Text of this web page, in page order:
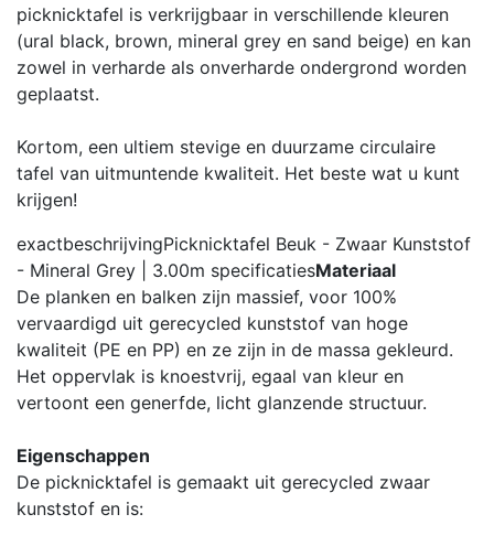
picknicktafel is verkrijgbaar in verschillende kleuren
(ural black, brown, mineral grey en sand beige) en kan
zowel in verharde als onverharde ondergrond worden
geplaatst.
Kortom, een ultiem stevige en duurzame circulaire
tafel van uitmuntende kwaliteit. Het beste wat u kunt
krijgen!
exactbeschrijvingPicknicktafel Beuk - Zwaar Kunststof
- Mineral Grey | 3.00m specificatiesMateriaal
De planken en balken zijn massief, voor 100%
vervaardigd uit gerecycled kunststof van hoge
kwaliteit (PE en PP) en ze zijn in de massa gekleurd.
Het oppervlak is knoestvrij, egaal van kleur en
vertoont een generfde, licht glanzende structuur.
Eigenschappen
De picknicktafel is gemaakt uit gerecycled zwaar
kunststof en is: